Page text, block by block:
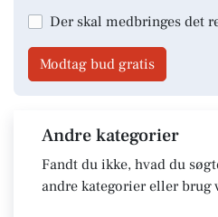
Der skal medbringes det
Modtag bud gratis
Andre kategorier
Fandt du ikke, hvad du
andre kategorier eller brug